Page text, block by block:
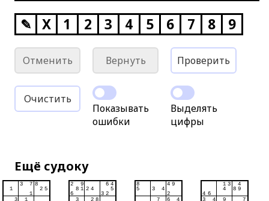
✎ X 1 2 3 4 5 6 7 8 9
Отменить Вернуть Проверить
Очистить
Показывать
ошибки
Выделять
цифры
Ещё судоку